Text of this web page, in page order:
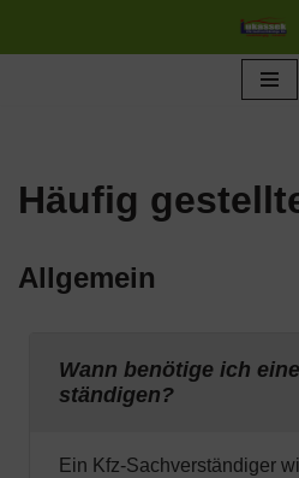
Häufig
Allgemein
Wann benötige ich
ständigen?
Ein Kfz-Sachverständiger